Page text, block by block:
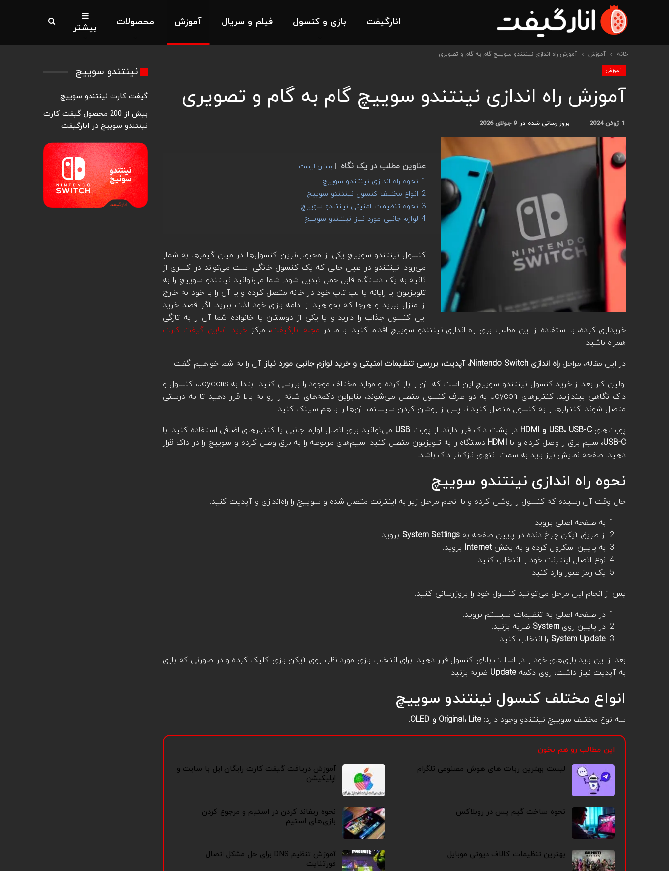
انارگیفت بازی و کنسول فیلم و سریال آموزش محصولات بیشتر
خانه آموزش
آموزش راه اندازی نینتندو سوییچ گام به گام و تصویری
آموزش
آموزش راه اندازی نینتندو سوییچ گام به گام و تصویری
1 ژوئن 2024 بروز رسانی شده در 9 جولای 2026
عناوین مطلب در یک نگاه بستن لیست
1 نحوه راه اندازی نینتندو سوییچ
2 انواع مختلف کنسول نینتندو سوییچ
3 نحوه تنظیمات امنیتی نینتندو سوییچ
4 لوازم جانبی مورد نیاز نینتندو سوییچ
کنسول نینتندو سوییچ یکی از محبوب‌ترین کنسول‌ها در میان گیمرها به شمار
می‌رود. نینتندو در عین حالی که یک کنسول خانگی است می‌تواند در کسری از
ثانیه به یک دستگاه قابل حمل تبدیل شود! شما می‌توانید نینتندو سوییچ را به
تلویزیون یا رایانه یا لپ تاپ خود در خانه متصل کرده و یا آن را با خود به خارج
از منزل ببرید و هرجا که بخواهید از ادامه بازی خود لذت ببرید. اگر قصد خرید
این کنسول جذاب را دارید و یا یکی از دوستان یا خانواده شما آن‌ را به تازگی
خریداری کرده، با استفاده از این مطلب برای راه ‌اندازی نینتندو سوییچ اقدام کنید. با ما در مجله انارگیفت، مرکز خرید آنلاین گیفت کارت
همراه باشید.
در این مقاله، مراحل راه اندازی Nintendo Switch، آپدیت، بررسی تنظیمات امنیتی و خرید لوازم جانبی مورد نیاز
آن را به شما خواهیم گفت.
اولین کار بعد از خرید کنسول نینتندو سوییچ این است که آن را باز کرده و موارد مختلف موجود را بررسی کنید. ابتدا به Joycons، کنسول و
داک نگاهی بیندازید. کنترلرهای Joycon به دو طرف کنسول متصل می‌شوند، بنابراین دکمه‌های شانه را رو به بالا قرار دهید تا به درستی
متصل شوند. کنترلرها را به کنسول متصل کنید تا پس از روشن کردن سیستم، آن‌ها را با هم سینک کنید.
پورت‌های USB، USB-C و HDMI در پشت داک قرار دارند. از پورتUSB می‌توانید برای اتصال لوازم جانبی یا کنترلرهای اضافی استفاده کنید. با
USB-C، سیم برق را وصل کرده و با HDMI دستگاه را به تلویزیون متصل کنید. سیم‌های مربوطه را به برق وصل کرده و سوییچ را در داک قرار
دهید. صفحه نمایش نیز باید به سمت انتهای نازک‌تر داک باشد.
نحوه راه اندازی نینتندو سوییچ
حال وقت آن رسیده که کنسول را روشن کرده و با انجام مراحل زیر به اینترنت متصل شده و سوییچ را راه‌اندازی و آپدیت کنید.
به صفحه اصلی بروید.
از طریق آیکن چرخ دنده در پایین صفحه به
بروید.
به پایین اسکرول کرده و به بخشInternet بروید.
نوع اتصال اینترنت خود را انتخاب کنید.
یک رمز عبور وارد کنید.
پس از انجام این مراحل می‌توانید کنسول خود را بروزرسانی کنید.
در صفحه اصلی به تنظیمات سیستم بروید.
در پایین رویSystem ضربه بزنید.
System Update را انتخاب کنید.
بعد از این باید بازی‌های خود را در اسلات بالای کنسول قرار دهید. برای انتخاب بازی مورد نظر، روی آیکن بازی کلیک کرده و در صورتی که بازی
به آپدیت نیاز داشت، روی دکمه Update ضربه بزنید.
انواع مختلف کنسول نینتندو سوییچ
سه نوع مختلف سوییچ نینتندو وجود دارد: Original، Lite و OLED.
این مطالب رو هم بخون
لیست بهترین ربات های هوش مصنوعی تلگرام
آموزش دریافت گیفت کارت رایگان اپل با سایت و
اپلیکیشن
نحوه ساخت گیم پس در روبلاکس
نحوه ریفاند کردن در استیم و مرجوع کردن
بازی‌های استیم
بهترین تنظیمات کالاف دیوتی موبایل
آموزش تنظیم DNS برای حل مشکل اتصال
فورتنایت
نینتندو سوییچ
گیفت کارت نینتندو سوییچ
بیش از 200 محصول گیفت کارت
نینتندو سوییچ در انارگیفت